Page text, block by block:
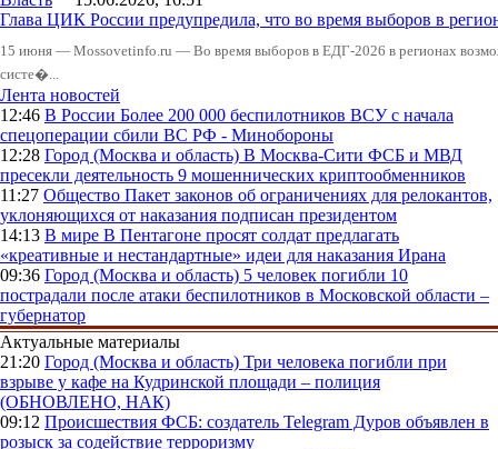
Глава ЦИК России предупредила, что во время выборов в
15 июня — Mossovetinfo.ru — Во время выборов в ЕДГ-2026 в регионах
систе�...
Лента новостей
12:46 В России Более 200 000 беспилотников ВСУ с начала
спецоперации сбили ВС РФ - Минобороны
12:28 Город (Москва и область) В Москва-Сити ФСБ и МВД
пресекли деятельность 9 мошеннических криптообменников
11:27 Общество Пакет законов об ограничениях для релокантов,
уклоняющихся от наказания подписан президентом
14:13 В мире В Пентагоне просят солдат предлагать
«креативные и нестандартные» идеи для наказания Ирана
09:36 Город (Москва и область) 5 человек погибли 10
пострадали после атаки беспилотников в Московской области –
губернатор
Актуальные материалы
21:20 Город (Москва и область) Три человека погибли при
взрыве у кафе на Кудринской площади – полиция
(ОБНОВЛЕНО, НАК)
09:12 Происшествия ФСБ: создатель Telegram Дуров объявлен в
розыск за содействие терроризму